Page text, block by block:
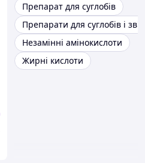
Препарат для суглобів
Препарати для суглобів і
Незамінні амінокислоти
Жирні кислоти